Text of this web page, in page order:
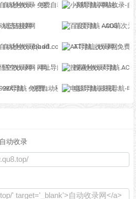
自动秒收录 - 免费自动秒收录网址导航 小鹅导航-网站收录-自动收录网-网址收录-自动秒收录
动态链接网 百度导航 - ACG萌次元丨ACG导航网丨二次元导航丨资源网导航丨福利网址导航 - BaiDu导航
自动秒收录(badfl.com) - 全自动秒收录网 AT导航_收录网_免费收录网站_自动收录网_秒收录
悟空收录网 - 网址导航大全 | 网站免费收录 | 软文外链发布平台 搜索秒收录导航 - ACG萌次元丨ACG导航网丨二次元导航丨资源网导航丨福利网址导航 - SS秒收录导航网
92K导航 - 免费自动秒收录网址导航 电影导航-影视导航-电影站收录-自动收录网-网站收录
动收录